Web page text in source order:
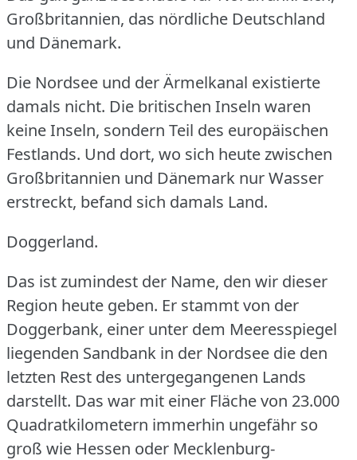
Großbritannien, das nördliche Deutschland
und Dänemark.
Die Nordsee und der Ärmelkanal existierte
damals nicht. Die britischen Inseln waren
keine Inseln, sondern Teil des europäischen
Festlands. Und dort, wo sich heute zwischen
Großbritannien und Dänemark nur Wasser
erstreckt, befand sich damals Land.
Doggerland.
Das ist zumindest der Name, den wir dieser
Region heute geben. Er stammt von der
Doggerbank, einer unter dem Meeresspiegel
liegenden Sandbank in der Nordsee die den
letzten Rest des untergegangenen Lands
darstellt. Das war mit einer Fläche von 23.000
Quadratkilometern immerhin ungefähr so
groß wie Hessen oder Mecklenburg-